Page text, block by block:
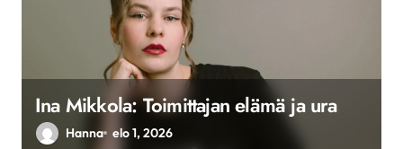
Ina Mikkola: Toimittajan elämä ja ura
Hanna elo 1, 2026